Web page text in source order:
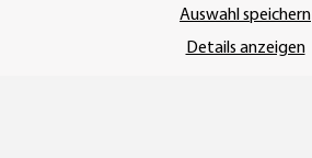
Auswahl speichern
Details anzeigen